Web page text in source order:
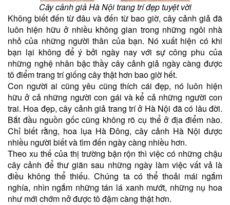
Cây cảnh giả Hà Nội trang trí đẹp tuyệt vời
Không biết đến từ đâu và đến từ bao giờ, cây cảnh giả đã
luôn hiện hữu ở nhiều không gian trong những ngôi nhà
nhỏ của những người thân của bạn. Nó xuất hiện có khi
bạn lại không để ý bởi ngày nay với sự công phu của
những nghệ nhân bậc thầy cây cảnh giả ngày càng được
tô điểm trang trí giống cây thật hơn bao giờ hết.
Con người ai cũng yêu cũng thích cái đẹp, nó luôn hiện
hữu ở cả những người con gái và kể cả những người con
trai. Hoa đẹp, cây cảnh giả trang trí ở Hà Nội đã có lâu đời.
Bắt đầu nguồn gốc cũng không rõ cụ thể ở địa điểm nào.
Chỉ biết rằng, hoa lụa Hà Đông, cây cảnh Hà Nội được
nhiều người biết và tìm đến ngày càng nhiều hơn.
Theo xu thế của thị trường bận rộn thì việc có những chậu
cây cảnh để thư giãn sau những ngày làm việc vất vả là
điều không thể thiếu. Chúng ta có thể thoải mái ngắm
nghía, nhìn ngắm những tán lá xanh mướt, những nụ hoa
như mới chớm nở được tô đậm càng thật hơn.